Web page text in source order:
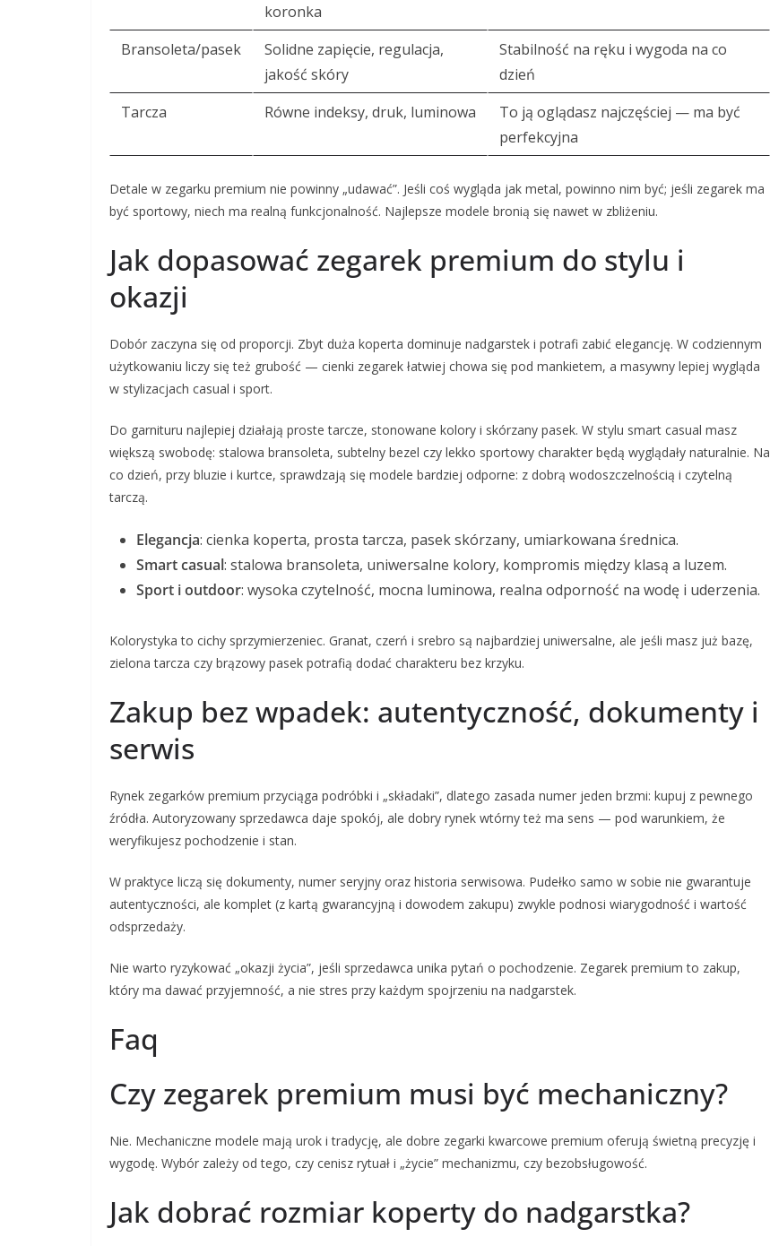
koronka
Bransoleta/pasek
Solidne zapięcie, regulacja,
jakość skóry
Stabilność na ręku i wygoda na co
dzień
Tarcza
Równe indeksy, druk, luminowa
To ją oglądasz najczęściej — ma być
perfekcyjna
Detale w zegarku premium nie powinny „udawać”. Jeśli coś wygląda jak metal, powinno nim być; jeśli zegarek ma
być sportowy, niech ma realną funkcjonalność. Najlepsze modele bronią się nawet w zbliżeniu.
Jak dopasować zegarek premium do stylu i
okazji
Dobór zaczyna się od proporcji. Zbyt duża koperta dominuje nadgarstek i potrafi zabić elegancję. W codziennym
użytkowaniu liczy się też grubość — cienki zegarek łatwiej chowa się pod mankietem, a masywny lepiej wygląda
w stylizacjach casual i sport.
Do garnituru najlepiej działają proste tarcze, stonowane kolory i skórzany pasek. W stylu smart casual masz
większą swobodę: stalowa bransoleta, subtelny bezel czy lekko sportowy charakter będą wyglądały naturalnie. Na
co dzień, przy bluzie i kurtce, sprawdzają się modele bardziej odporne: z dobrą wodoszczelnością i czytelną
tarczą.
Elegancja: cienka koperta, prosta tarcza, pasek skórzany, umiarkowana średnica.
Smart casual: stalowa bransoleta, uniwersalne kolory, kompromis między klasą a luzem.
Sport i outdoor: wysoka czytelność, mocna luminowa, realna odporność na wodę i uderzenia.
Kolorystyka to cichy sprzymierzeniec. Granat, czerń i srebro są najbardziej uniwersalne, ale jeśli masz już bazę,
zielona tarcza czy brązowy pasek potrafią dodać charakteru bez krzyku.
Zakup bez wpadek: autentyczność, dokumenty i
serwis
Rynek zegarków premium przyciąga podróbki i „składaki”, dlatego zasada numer jeden brzmi: kupuj z pewnego
źródła. Autoryzowany sprzedawca daje spokój, ale dobry rynek wtórny też ma sens — pod warunkiem, że
weryfikujesz pochodzenie i stan.
W praktyce liczą się dokumenty, numer seryjny oraz historia serwisowa. Pudełko samo w sobie nie gwarantuje
autentyczności, ale komplet (z kartą gwarancyjną i dowodem zakupu) zwykle podnosi wiarygodność i wartość
odsprzedaży.
Nie warto ryzykować „okazji życia”, jeśli sprzedawca unika pytań o pochodzenie. Zegarek premium to zakup,
który ma dawać przyjemność, a nie stres przy każdym spojrzeniu na nadgarstek.
Faq
Czy zegarek premium musi być mechaniczny?
Nie. Mechaniczne modele mają urok i tradycję, ale dobre zegarki kwarcowe premium oferują świetną precyzję i
wygodę. Wybór zależy od tego, czy cenisz rytuał i „życie” mechanizmu, czy bezobsługowość.
Jak dobrać rozmiar koperty do nadgarstka?